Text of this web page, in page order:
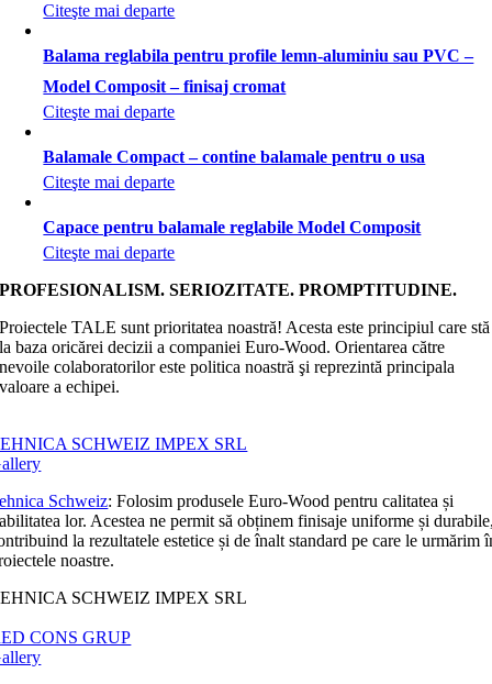
Citeşte mai departe
Balama reglabila pentru profile lemn-aluminiu sau PVC –
Model Composit – finisaj cromat
Citeşte mai departe
Balamale Compact – contine balamale pentru o usa
Citeşte mai departe
Capace pentru balamale reglabile Model Composit
Citeşte mai departe
PROFESIONALISM. SERIOZITATE. PROMPTITUDINE.
Proiectele TALE sunt prioritatea noastră! Acesta este principiul care stă
la baza oricărei decizii a companiei Euro-Wood. Orientarea către
nevoile colaboratorilor este politica noastră şi reprezintă principala
valoare a echipei.
SCHWEIZ IMPEX SRL
Schweiz: Folosim produsele Euro-Wood pentru calitatea și
lor. Acestea ne permit să obținem finisaje uniforme și
la rezultatele estetice și de înalt standard pe care le urmărim
noastre.
SCHWEIZ IMPEX SRL
CONS GRUP